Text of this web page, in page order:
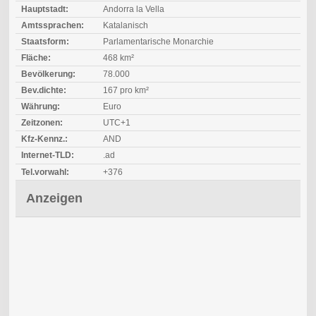
Hauptstadt:
Andorra la Vella
Amtssprachen:
Katalanisch
Staatsform:
Parlamentarische Monarchie
Fläche:
468 km²
Bevölkerung:
78.000
Bev.dichte:
167 pro km²
Währung:
Euro
Zeitzonen:
UTC+1
Kfz-Kennz.:
AND
Internet-TLD:
.ad
Tel.vorwahl:
+376
Anzeigen